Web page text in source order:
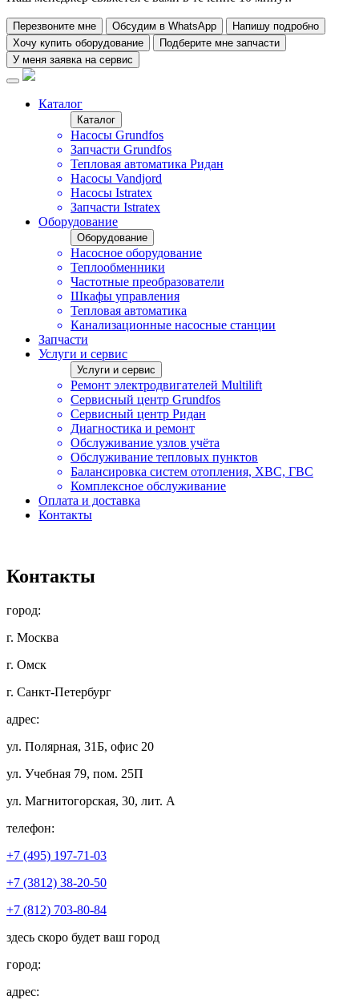
Перезвоните мне Обсудим в WhatsApp
Напишу подробно
Хочу купить оборудование
Подберите мне запчасти
У меня заявка на сервис
Каталог
Каталог
Насосы Grundfos
Запчасти Grundfos
Тепловая автоматика Ридан
Насосы Vandjord
Насосы Istratex
Запчасти Istratex
Оборудование
Оборудование
Насосное оборудование
Теплообменники
Частотные преобразователи
Шкафы управления
Тепловая автоматика
Канализационные насосные станции
Запчасти
Услуги и сервис
Услуги и сервис
Ремонт электродвигателей Multilift
Сервисный центр Grundfos
Сервисный центр Ридан
Диагностика и ремонт
Обслуживание узлов учёта
Обслуживание тепловых пунктов
Балансировка систем отопления, ХВС, ГВС
Комплексное обслуживание
Оплата и доставка
Контакты
Контакты
город:
г. Москва
г. Омск
г. Санкт-Петербург
адрес:
ул. Полярная, 31Б, офис 20
ул. Учебная 79, пом. 25П
ул. Магнитогорская, 30, лит. А
телефон:
+7 (495) 197-71-03
+7 (3812) 38-20-50
+7 (812) 703-80-84
здесь скоро будет ваш город
город:
адрес: